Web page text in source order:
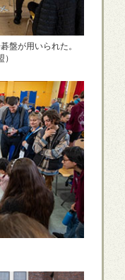
盤が用いられた。